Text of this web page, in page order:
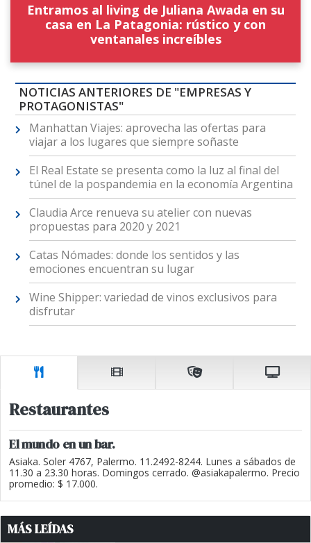
Entramos al living de Juliana Awada en su
casa en La Patagonia: rústico y con
ventanales increíbles
NOTICIAS ANTERIORES DE "EMPRESAS Y
PROTAGONISTAS"
Manhattan Viajes: aprovecha las ofertas para
viajar a los lugares que siempre soñaste
El Real Estate se presenta como la luz al final del
túnel de la pospandemia en la economía Argentina
Claudia Arce renueva su atelier con nuevas
propuestas para 2020 y 2021
Catas Nómades: donde los sentidos y las
emociones encuentran su lugar
Wine Shipper: variedad de vinos exclusivos para
disfrutar
Restaurantes
El mundo en un bar.
Asiaka. Soler 4767, Palermo. 11.2492-8244. Lunes a sábados de
11.30 a 23.30 horas. Domingos cerrado. @asiakapalermo. Precio
promedio: $ 17.000.
MÁS LEÍDAS